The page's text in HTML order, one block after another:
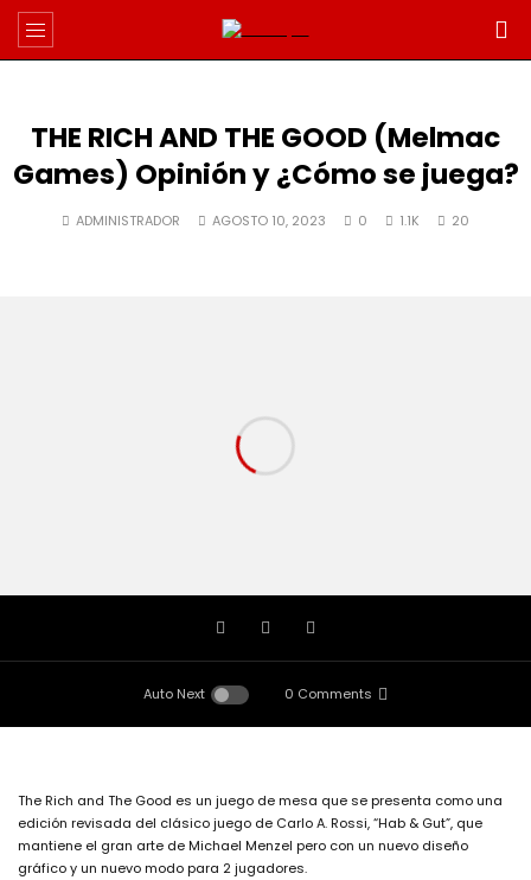
THE RICH AND THE GOOD (Melmac
Games) Opinión y ¿Cómo se juega?
ADMINISTRADOR AGOSTO 10, 2023 0 1.1K 20
Auto Next 0 Comments
The Rich and The Good es un juego de mesa que se presenta como una
edición revisada del clásico juego de Carlo A. Rossi, “Hab & Gut”, que
mantiene el gran arte de Michael Menzel pero con un nuevo diseño
gráfico y un nuevo modo para 2 jugadores.